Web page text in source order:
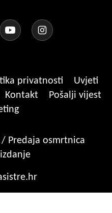
privatnosti
Uvjeti
Kontakt
Pošalji vijest
Predaja osmrtnica